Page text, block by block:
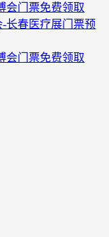
会门票免费领取
长春医疗展门票预
会门票免费领取